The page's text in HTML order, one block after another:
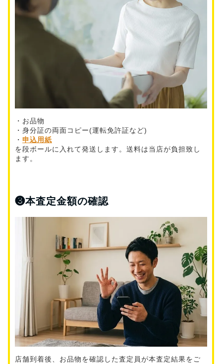
・お品物
・身分証の両面コピー(運転免許証など)
・ 申込用紙
を段ボールに入れて発送します。送料は当店が負担致し
ます。
❸本査定金額の確認
店舗到着後、お品物を確認した査定員が本査定結果をご